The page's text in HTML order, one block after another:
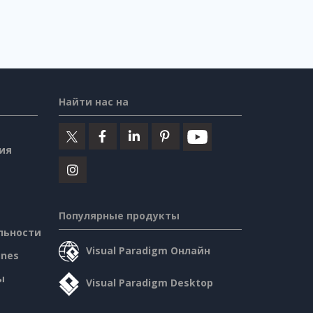
Найти нас на
Популярные продукты
Visual Paradigm Онлайн
Visual Paradigm Desktop